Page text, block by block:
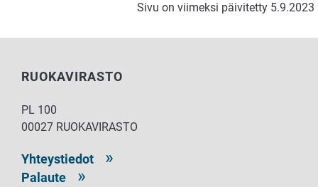
Sivu on viimeksi päivitetty 5.9.2023
RUOKAVIRASTO
PL 100
00027 RUOKAVIRASTO
Yhteystiedot
Palaute